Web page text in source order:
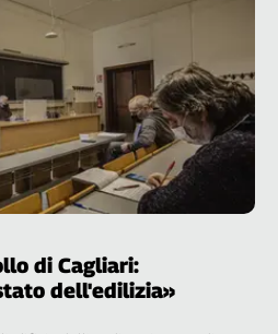
di Cagliari:
dell'edilizia»